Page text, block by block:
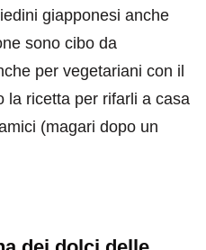
giapponesi anche
sono cibo da
per vegetariani con il
la ricetta per rifarli a casa
(magari dopo un